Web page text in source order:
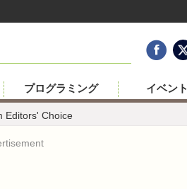
Editors' Choice
プログラミング イベント